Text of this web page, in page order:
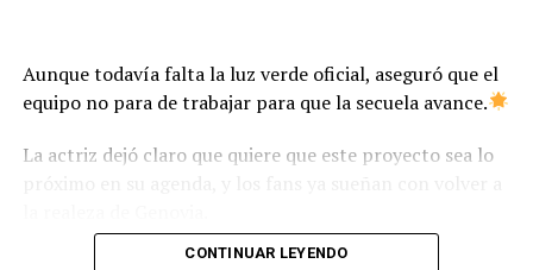
Aunque todavía falta la luz verde oficial, aseguró que el
equipo no para de trabajar para que la secuela avance.
La actriz dejó claro que quiere que este proyecto sea lo
CONTINUAR LEYENDO